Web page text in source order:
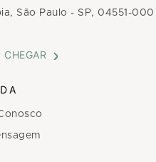
São Paulo - SP, 04551-000